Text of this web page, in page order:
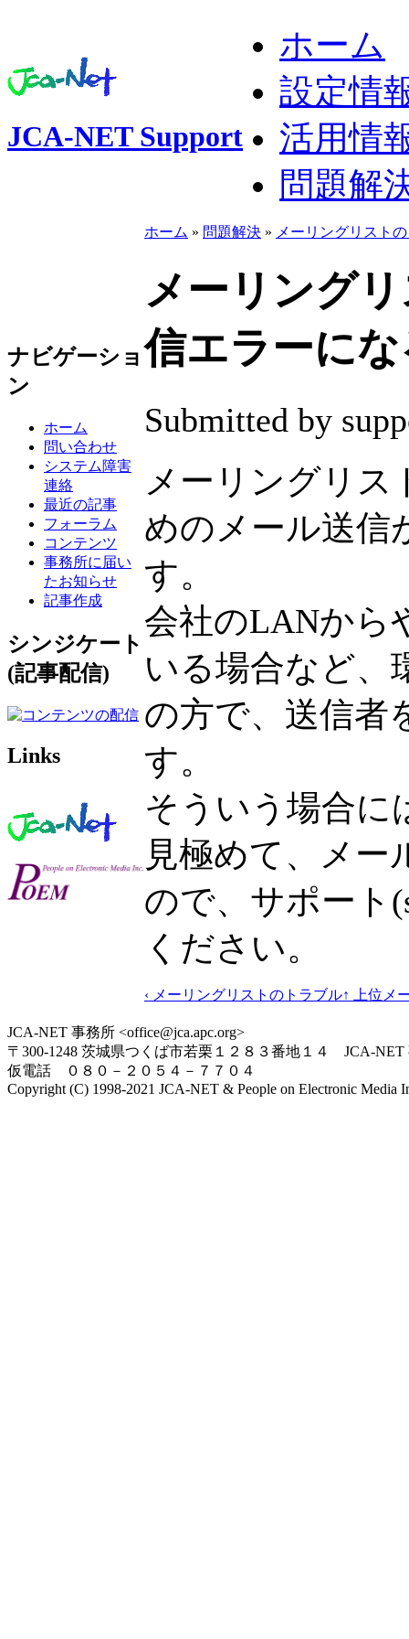
JCA-NET Support
ホーム
設定情
活用情
問題解
ナビゲーショ
ン
ホーム
問い合わせ
システム障害
連絡
最近の記事
フォーラム
コンテンツ
事務所に届い
たお知らせ
記事作成
シンジケート
(記事配信)
Links
ホーム » 問題解決 » メーリングリスト
メーリング
信エラーに
Submitted by
メーリングリス
めのメール送信
す。
会社のLANから
いる場合など、
の方で、送信者
す。
そういう場合に
見極めて、メ
ので、サポート
ください。
‹ メーリングリストのトラブル↑ 上位 メ
JCA-NET 事務所 <office@jca.apc.org>
〒300-1248 茨城県つくば市若栗１２８３番地１４ JCA-NET
仮電話 ０８０－２０５４－７７０４
Copyright (C) 1998-2021 JCA-NET & People on Electronic Media